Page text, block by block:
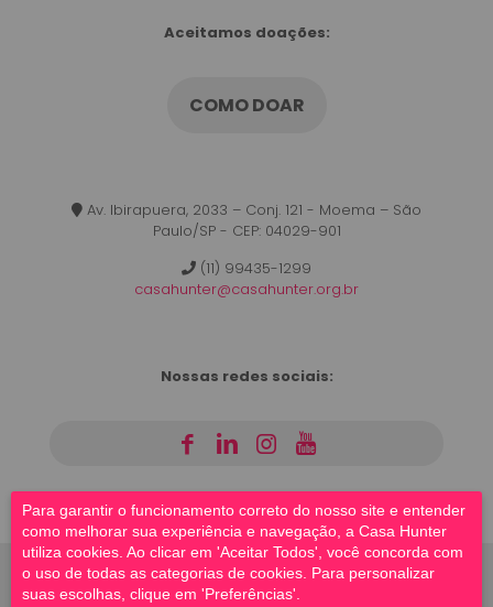
Para garantir o funcionamento correto do nosso site e entender
como melhorar sua experiência e navegação, a Casa Hunter
utiliza cookies. Ao clicar em 'Aceitar Todos', você concorda com
o uso de todas as categorias de cookies. Para personalizar
suas escolhas, clique em 'Preferências'.
Aceitamos doações:
COMO DOAR
Av. Ibirapuera, 2033 – Conj. 121 - Moema – São
Paulo/SP - CEP: 04029-901
(11) 99435-1299
casahunter@casahunter.org.br
Nossas redes sociais: